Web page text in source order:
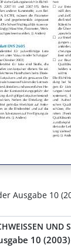
Ausgabe 10
UND
10 (2003)